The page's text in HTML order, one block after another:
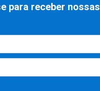
para receber nossas